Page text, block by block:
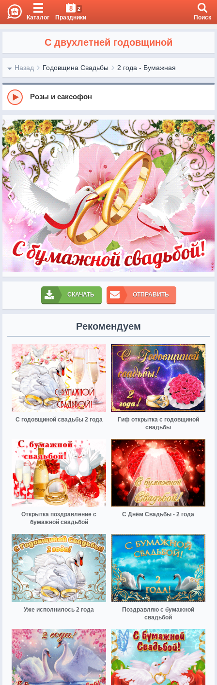
Каталог
8 2
Праздники Поиск
С двухлетней годовщиной
Назад Годовщина Свадьбы 2 года - Бумажная
Розы и саксофон
СКАЧАТЬ ОТПРАВИТЬ
Рекомендуем
С годовщиной свадьбы 2 года
Гиф открытка с годовщиной
свадьбы
Открытка поздравление с
бумажной свадьбой
С Днём Свадьбы - 2 года
Уже исполнилось 2 года
Поздравляю с бумажной
свадьбой